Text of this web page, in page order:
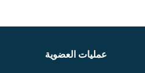
عمليات العضوية